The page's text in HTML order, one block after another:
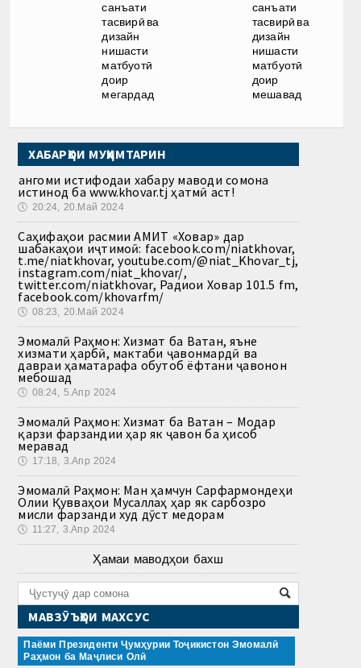
санъати
тасвирӣ ва
дизайн
нишасти
матбуотӣ
доир
мегардад
санъати
тасвирӣ ва
дизайн
нишасти
матбуотӣ
доир
мешавад
ХАБАРҲОИ МУҲИМТАРИН
Ҳангоми истифодаи хабару маводи сомона
истинод ба www.khovar.tj ҳатмӣ аст!
🕔 20:24, 20.Май 2024
Саҳифаҳои расмии АМИТ «Ховар» дар
шабакаҳои иҷтимоӣ: facebook.com/niatkhovar,
t.me/niatkhovar, youtube.com/@niat_Khovar_tj,
instagram.com/niat_khovar/,
twitter.com/niatkhovar, Радиои Ховар 101.5 fm,
facebook.com/khovarfm/
🕔 08:23, 20.Май 2024
Эмомалӣ Раҳмон: Хизмат ба Ватан, яъне
хизмати ҳарбӣ, мактаби ҷавонмардӣ ва
давраи ҳаматарафа обутоб ёфтани ҷавонон
мебошад
🕔 08:24, 5.Апр 2024
Эмомалӣ Раҳмон: Хизмат ба Ватан – Модар
қарзи фарзандии ҳар як ҷавон ба ҳисоб
меравад
🕔 17:18, 3.Апр 2024
Эмомалӣ Раҳмон: Ман ҳамчун Сарфармондеҳи
Олии Қувваҳои Мусаллаҳ ҳар як сарбозро
мисли фарзанди худ дӯст медорам
🕔 11:27, 3.Апр 2024
Ҳамаи маводҳои бахш
МАВЗӮЪҲОИ МАХСУС
Паёми Президенти Ҷумҳурии Тоҷикистон Эмомалӣ
Раҳмон ба Маҷлиси Олӣ